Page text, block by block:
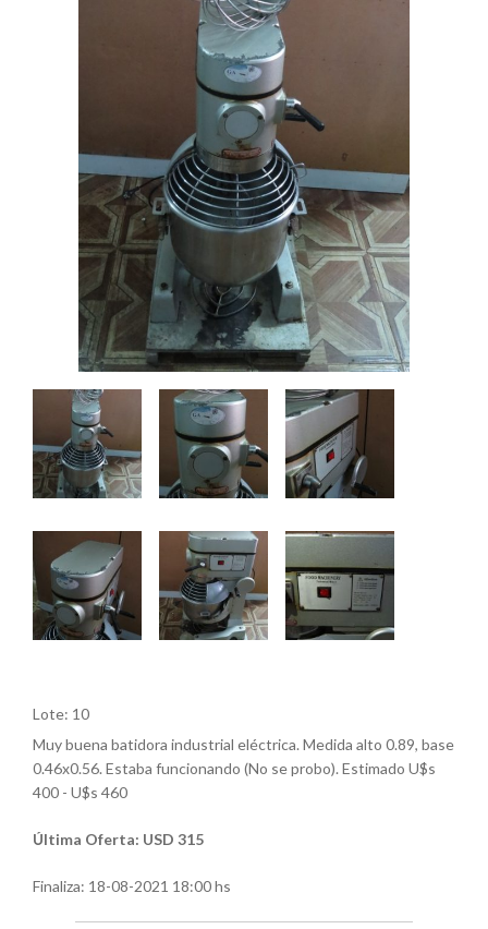
Lote: 10
Muy buena batidora industrial eléctrica. Medida alto 0.89, base
0.46x0.56. Estaba funcionando (No se probo). Estimado U$s
400 - U$s 460
Última Oferta: USD 315
Finaliza: 18-08-2021 18:00 hs